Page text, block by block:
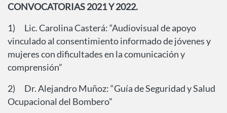
CONVOCATORIAS 2021 Y 2022.
1) Lic. Carolina Casterá: “Audiovisual de apoyo
vinculado al consentimiento informado de jóvenes y
mujeres con dificultades en la comunicación y
comprensión”
2) Dr. Alejandro Muñoz: “Guía de Seguridad y Salud
Ocupacional del Bombero”